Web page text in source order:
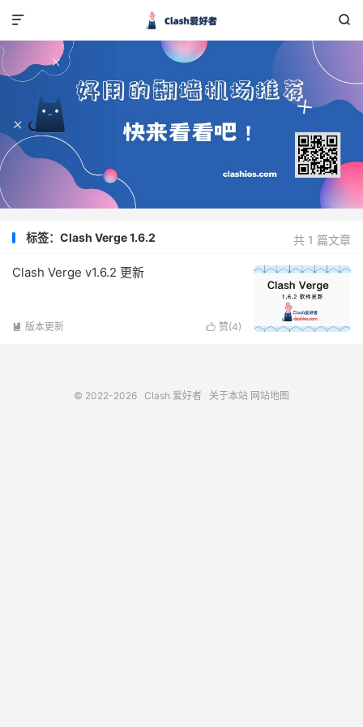


共 1 篇文章
标签：Clash Verge 1.6.2
Clash Verge v1.6.2 更新
 赞(4)
 版本更新
© 2022-2026 Clash 爱好者 关于本站 网站地图